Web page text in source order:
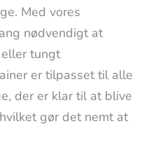
Med vores
nødvendigt at
tungt
er tilpasset til alle
der er klar til at blive
gør det nemt at